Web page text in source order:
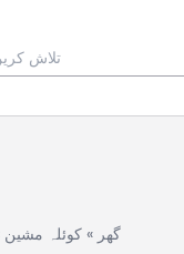
گھر » کوئلہ مشین